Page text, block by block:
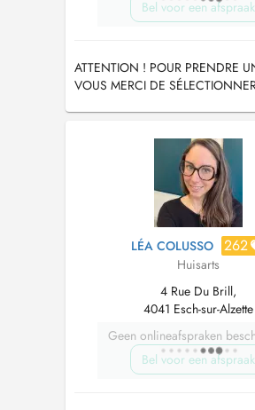
Bel voor een afspraak
ATTENTION ! POUR PRENDRE
VOUS MERCI DE
LÉA COLUSSO 262
Huisarts
4 Rue Du Brill,
4041 Esch-sur-Alzette
Geen onlineafspraken
Bel voor een afspraak